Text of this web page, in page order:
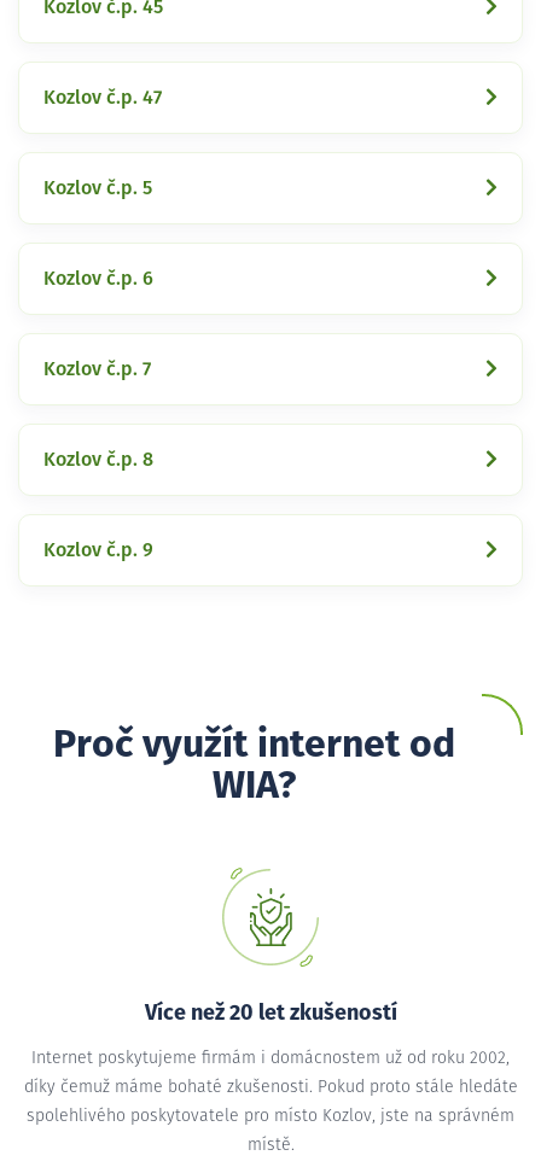
Kozlov č.p. 45
Kozlov č.p. 47
Kozlov č.p. 5
Kozlov č.p. 6
Kozlov č.p. 7
Kozlov č.p. 8
Kozlov č.p. 9
Proč využít internet od
WIA?
Více než 20 let zkušeností
Internet poskytujeme firmám i domácnostem už od roku 2002,
díky čemuž máme bohaté zkušenosti. Pokud proto stále hledáte
spolehlivého poskytovatele pro místo Kozlov, jste na správném
místě.